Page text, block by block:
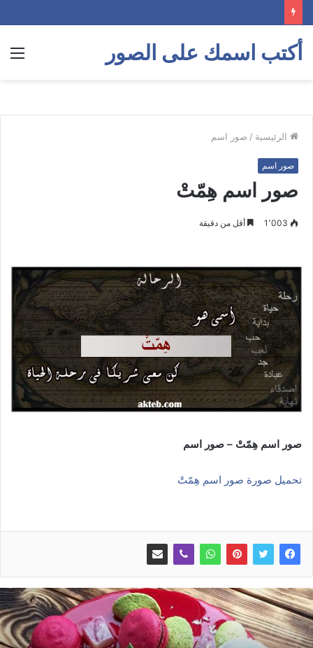
أكتب اسمك على الصور
الرئيسية / صور اسم
صور اسم
صور اسم هِمّتْ
1٬003 أقل من دقيقة
صور اسم هِمّتْ – صور اسم
تحميل صورة صور اسم هِمّتْ